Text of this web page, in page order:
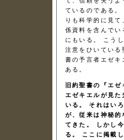
ているのである
りも科学的に見
係資料を含んで
にもいる。 こう
注意をひいてい
書の予言者エゼ
ある。
旧約聖書の『エ
エゼキエルが見
いる。 それはい
が、従来は神秘
てきた。 しかし
る。 ここに掲載